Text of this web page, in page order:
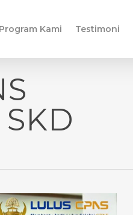
Program Kami Testimoni